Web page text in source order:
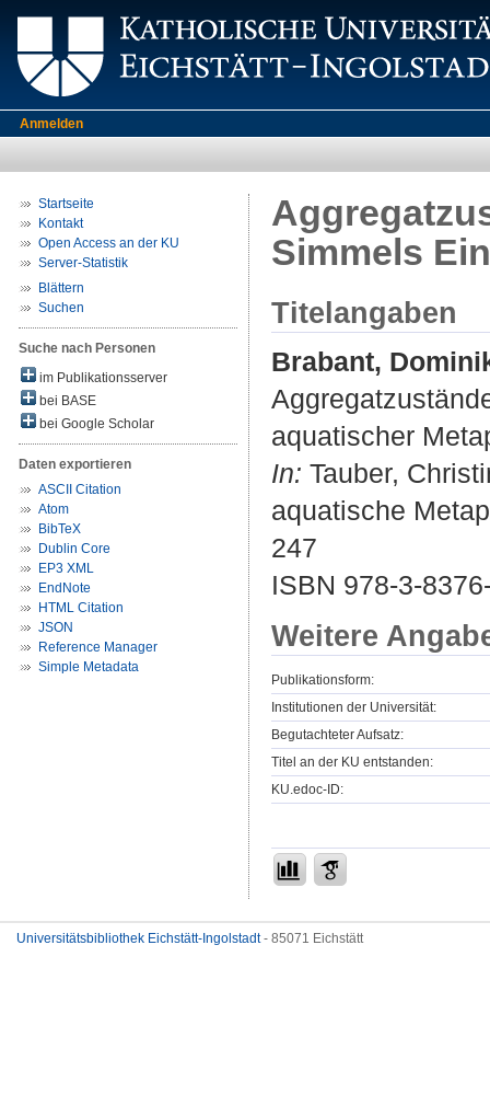
Anmelden
Startseite
Kontakt
Open Access an der KU
Server-Statistik
Blättern
Suchen
Suche nach Personen
im Publikationsserver
bei BASE
bei Google Scholar
Daten exportieren
ASCII Citation
Atom
BibTeX
Dublin Core
EP3 XML
EndNote
HTML Citation
JSON
Reference Manager
Simple Metadata
Simmels
Titelangaben
Brabant,
aquatischer
In: Tauber,
aquatische
247
ISBN 978-3-
Weitere
Publikationsform:
Institutionen der Universität:
Begutachteter Aufsatz:
Titel an der KU entstanden:
KU.edoc-ID:
Universitätsbibliothek Eichstätt-Ingolstadt- 85071 Eichstätt